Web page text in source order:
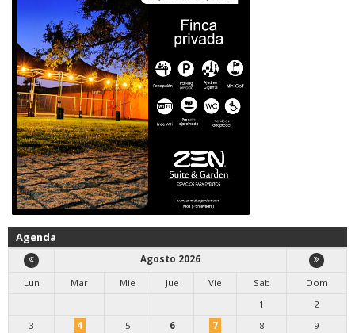
Agenda
Agosto 2026
Lun
Mar Mie Jue Vie Sab
Dom
1
2
3
4 5 6 7 8
9